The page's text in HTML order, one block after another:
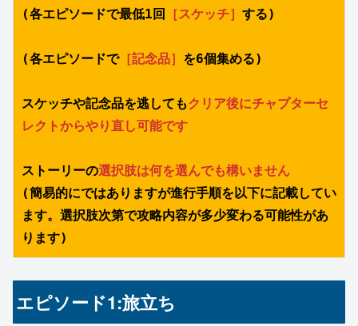
(各エピソードで最低1回 ［スケッチ］ する)
(各エピソードで［記念品］ を6個集める)
スケッチや記念品を逃してもクリア後にチャプターセ
レクトからやり直し可能です
ストーリーの選択肢は何を選んでも構いません
(簡易的にではありますが進行手順を以下に記載してい
ます。選択肢次第で攻略内容が多少変わる可能性があ
ります)
エピソード1:旅立ち